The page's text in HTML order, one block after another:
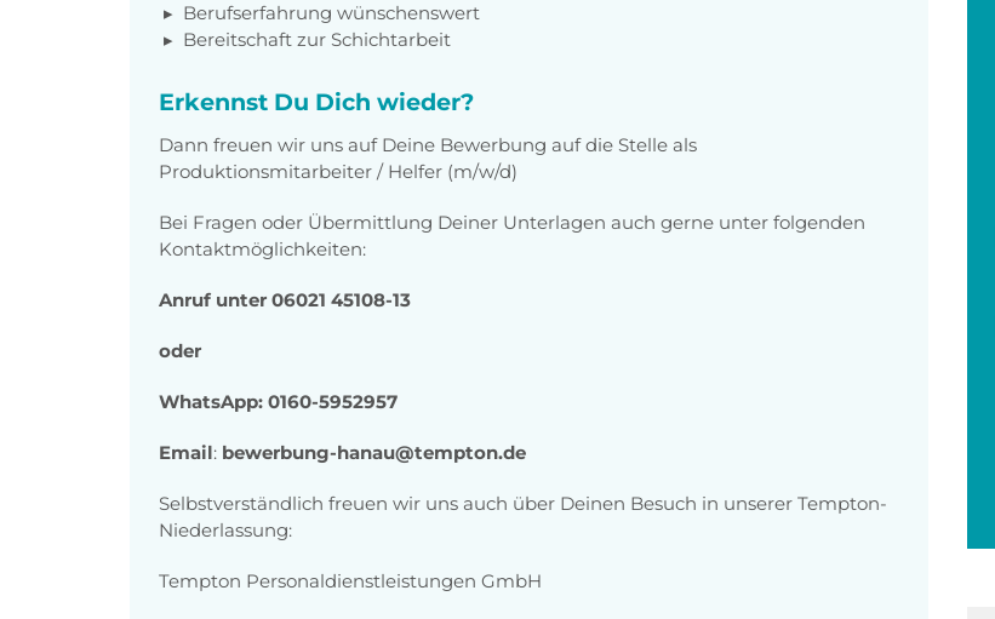
Berufserfahrung wünschenswert
Bereitschaft zur Schichtarbeit
Erkennst Du Dich wieder?
Dann freuen wir uns auf Deine Bewerbung auf die Stelle als
Produktionsmitarbeiter / Helfer (m/w/d)
Bei Fragen oder Übermittlung Deiner Unterlagen auch gerne unter folgenden
Kontaktmöglichkeiten:
Anruf unter 06021 45108-13
oder
WhatsApp: 0160-5952957
Email: bewerbung-hanau@tempton.de
Selbstverständlich freuen wir uns auch über Deinen Besuch in unserer Tempton-
Niederlassung:
Tempton Personaldienstleistungen GmbH